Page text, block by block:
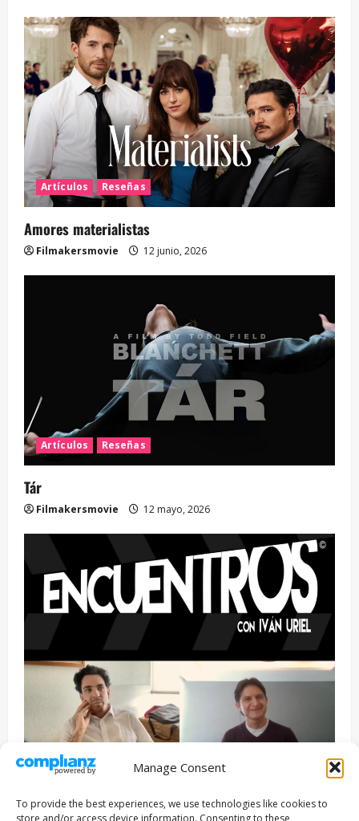
Manage Consent
To provide the best experiences, we use technologies like cookies to
store and/or access device information. Consenting to these
Artículos Reseñas
Amores materialistas
Filmakersmovie 12 junio, 2026
Artículos Reseñas
Tár
Filmakersmovie 12 mayo, 2026
Entrevista Series
ENCUENTROS CON IVÁN URIEL T3E22: JUAN PATRICIO